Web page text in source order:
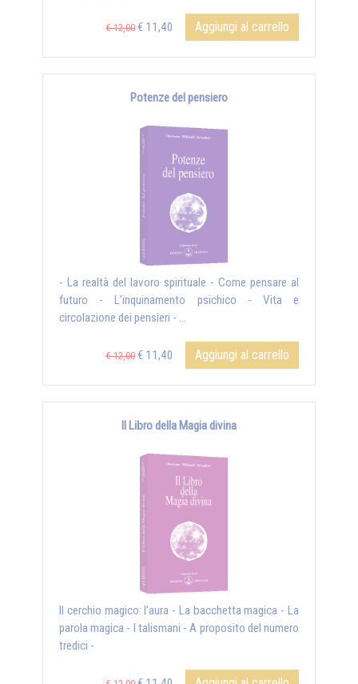
€ 12,00 € 11,40 Aggiungi al carrello
Potenze del pensiero
- La realtà del lavoro spirituale - Come pensare al
futuro - L’inquinamento psichico - Vita e
circolazione dei pensieri - ...
€ 12,00 € 11,40 Aggiungi al carrello
Il Libro della Magia divina
Il cerchio magico: l’aura - La bacchetta magica - La
parola magica - I talismani - A proposito del numero
tredici -